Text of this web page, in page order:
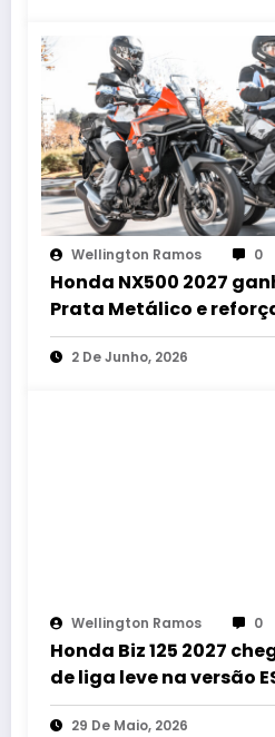
Wellington Ramos 0
Honda NX500 2027
Prata Metálico e
entre as aventureiras
do mercado
2 De Junho, 2026
Wellington Ramos 0
Honda Biz 125 2027
de liga leve na versão
inéditas na EX
29 De Maio, 2026